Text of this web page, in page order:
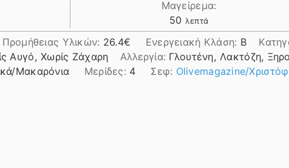
Μαγείρεμα:
50 λεπτά
λεπτά
Υλικών: 26.4 Ενεργειακή Κλάση: B
Αυγό, Χωρίς Ζάχαρη Αλλεργία: Γλουτένη, Λακτόζη,
Μακαρόνια Μερίδες: 4 Σεφ: Olivemagazine/